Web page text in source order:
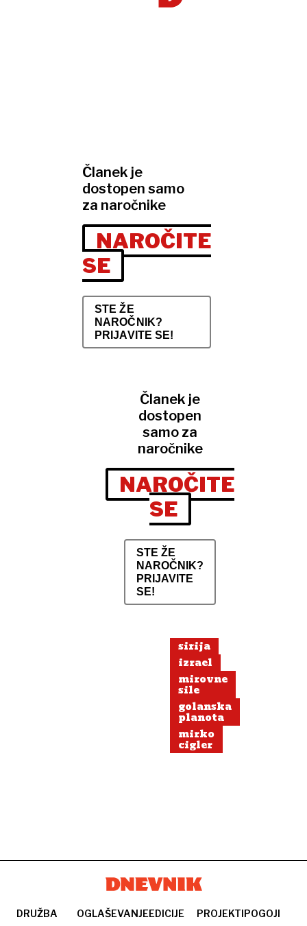
Članek je
dostopen samo
za naročnike
NAROČITE
SE
STE ŽE
NAROČNIK?
PRIJAVITE SE!
Članek je
dostopen
samo za
naročnike
NAROČITE
SE
STE ŽE
NAROČNIK?
PRIJAVITE
SE!
sirija
izrael
mirovne
sile
golanska
planota
mirko
cigler
DRUŽBA
OGLAŠEVANJEEDICIJE
PROJEKTIPOGOJI